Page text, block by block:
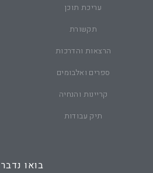
עריכת תוכן
תקשורת
הרצאות והדרכות
ספרים ואלבומים
קריינות והנחיה
תיק עבודות
בואו נדבר